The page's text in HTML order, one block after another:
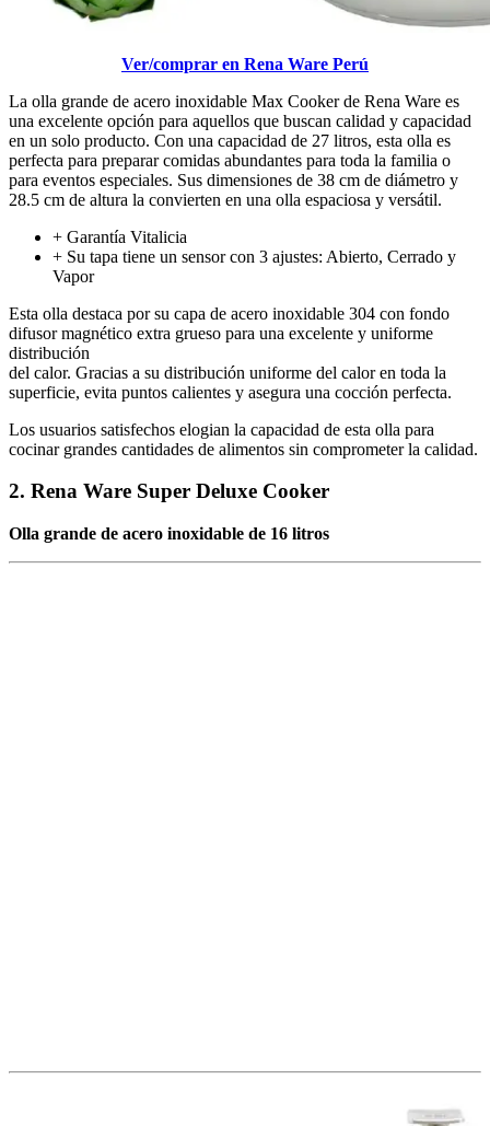
Ver/comprar en Rena Ware Perú
La olla grande de acero inoxidable Max Cooker de Rena Ware es
una excelente opción para aquellos que buscan calidad y capacidad
en un solo producto. Con una capacidad de 27 litros, esta olla es
perfecta para preparar comidas abundantes para toda la familia o
para eventos especiales. Sus dimensiones de 38 cm de diámetro y
28.5 cm de altura la convierten en una olla espaciosa y versátil.
+ Garantía Vitalicia
+ Su tapa tiene un sensor con 3 ajustes: Abierto, Cerrado y
Vapor
Esta olla destaca por su capa de acero inoxidable 304 con fondo
difusor magnético extra grueso para una excelente y uniforme
distribución
del calor. Gracias a su distribución uniforme del calor en toda la
superficie, evita puntos calientes y asegura una cocción perfecta.
Los usuarios satisfechos elogian la capacidad de esta olla para
cocinar grandes cantidades de alimentos sin comprometer la calidad.
2. Rena Ware Super Deluxe Cooker
Olla grande de acero inoxidable de 16 litros